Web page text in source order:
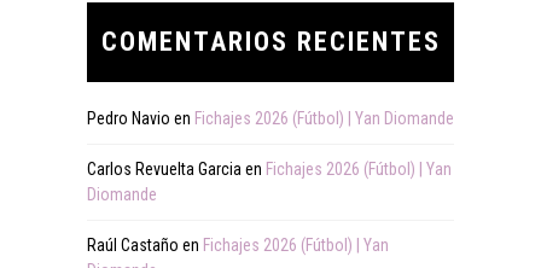
COMENTARIOS RECIENTES
Pedro Navio en Fichajes 2026 (Fútbol) | Yan Diomande
Carlos Revuelta Garciaen Fichajes 2026 (Fútbol) | Yan
Diomande
Raúl Castaño en Fichajes 2026 (Fútbol) | Yan